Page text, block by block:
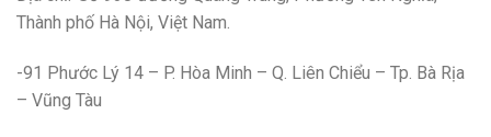
Thành phố Hà Nội, Việt Nam.
-91 Phước Lý 14 – P. Hòa Minh – Q. Liên Chiểu – Tp. Bà Rịa
– Vũng Tàu